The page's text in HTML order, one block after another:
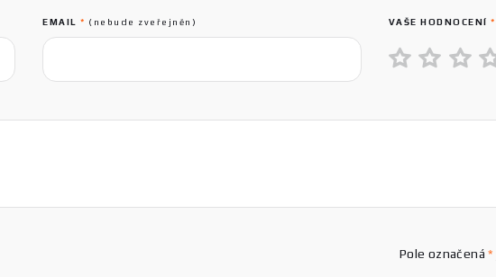
EMAIL* (nebude zveřejněn) VAŠE HODNOCENÍ*
Pole označená*